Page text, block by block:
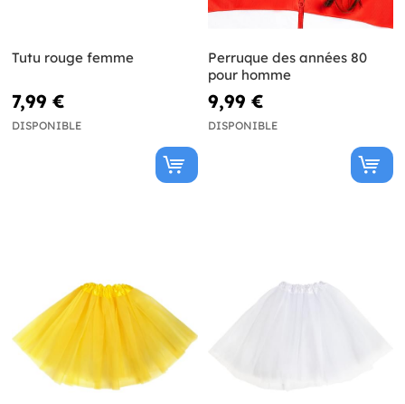
Tutu rouge femme
7,99 €
DISPONIBLE
Perruque des années 80
pour homme
9,99 €
DISPONIBLE